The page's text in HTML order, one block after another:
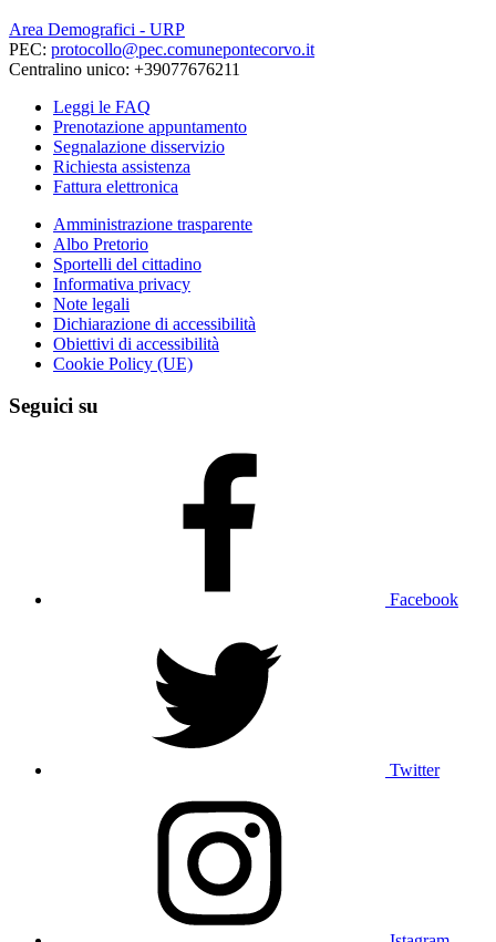
Area Demografici - URP
PEC: protocollo@pec.comunepontecorvo.it
Centralino unico: +39077676211
Leggi le FAQ
Prenotazione appuntamento
Segnalazione disservizio
Richiesta assistenza
Fattura elettronica
Amministrazione trasparente
Albo Pretorio
Sportelli del cittadino
Informativa privacy
Note legali
Dichiarazione di accessibilità
Obiettivi di accessibilità
Cookie Policy (UE)
Seguici su
Facebook
Twitter